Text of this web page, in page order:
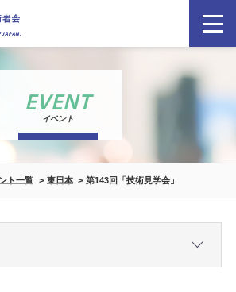
EVENT
イベント
ト一覧 東日本 第143回「技術見学会」